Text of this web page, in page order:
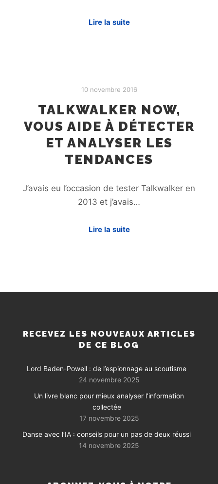
Lire la suite
10 novembre 2016
TALKWALKER NOW,
VOUS AIDE À DÉTECTER
ET ANALYSER LES
TENDANCES
J’avais eu l’occasion de tester Talkwalker en
2013 et j’avais…
Lire la suite
RECEVEZ LES NOUVEAUX ARTICLES
DE CE BLOG
Lord Baden-Powell : de l’espionnage au scoutisme
24 novembre 2025
Un livre blanc pour mieux analyser l’information
collectée
17 novembre 2025
Danse avec l’IA : conseils pour un pas de deux réussi
14 novembre 2025